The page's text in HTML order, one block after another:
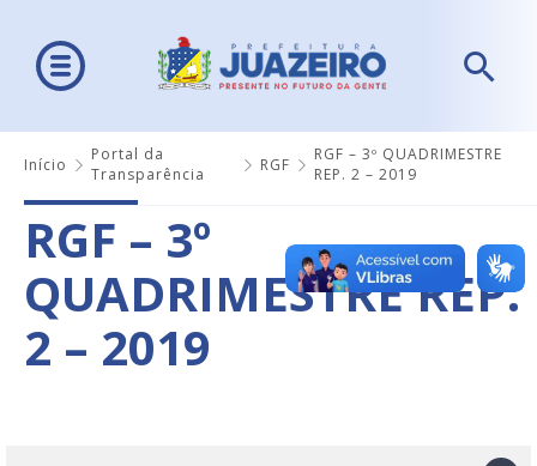
Início
Portal da
Transparência
RGF
RGF – 3º QUADRIMESTRE
REP. 2 – 2019
RGF – 3º
QUADRIMESTRE REP.
2 – 2019